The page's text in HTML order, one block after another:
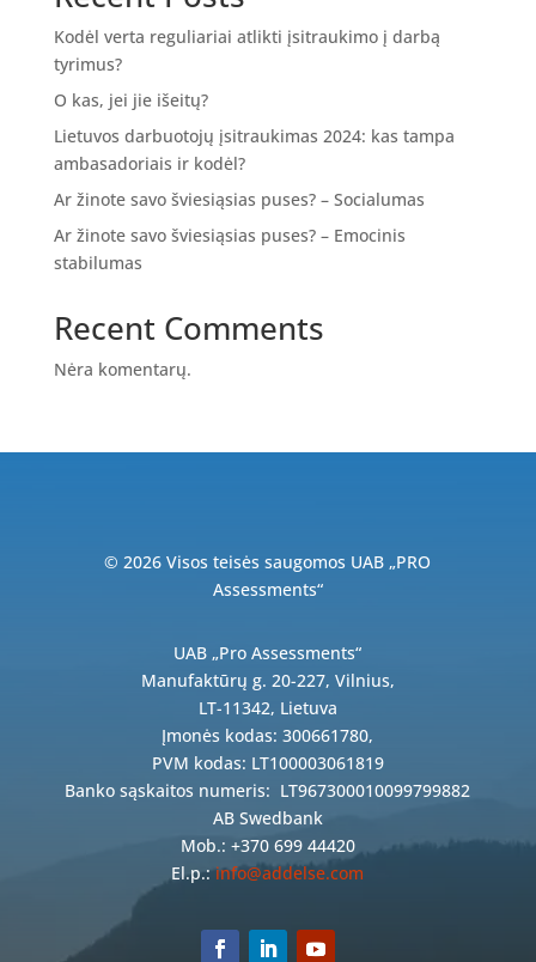
Kodėl verta reguliariai atlikti įsitraukimo į darbą
tyrimus?
O kas, jei jie išeitų?
Lietuvos darbuotojų įsitraukimas 2024: kas tampa
ambasadoriais ir kodėl?
Ar žinote savo šviesiąsias puses? – Socialumas
Ar žinote savo šviesiąsias puses? – Emocinis
stabilumas
Recent Comments
Nėra komentarų.
© 2026 Visos teisės saugomos UAB „PRO
Assessments“
UAB „Pro Assessments“
Manufaktūrų g. 20-227, Vilnius,
LT-11342, Lietuva
Įmonės kodas: 300661780,
PVM kodas: LT100003061819
Banko sąskaitos numeris: LT967300010099799882
AB Swedbank
Mob.: +370 699 44420
El.p.:info@addelse.com